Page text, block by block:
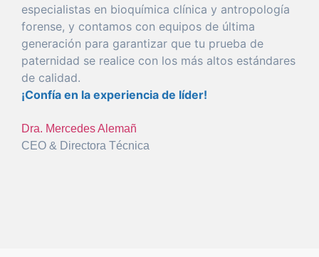
especialistas en bioquímica clínica y antropología
forense, y contamos con equipos de última
generación para garantizar que tu prueba de
paternidad se realice con los más altos estándares
de calidad.
¡Confía en la experiencia de líder!
Dra. Mercedes Alemañ
CEO & Directora Técnica